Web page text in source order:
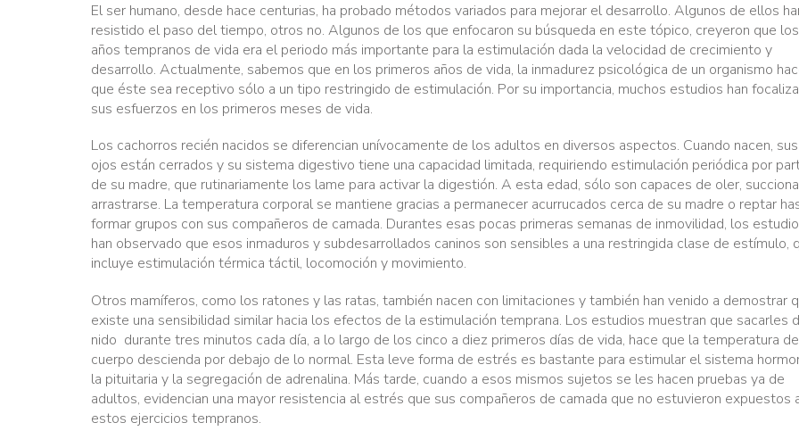
El ser humano, desde hace centurias, ha probado métodos variados para mejorar el desarrollo. Algunos de ellos
resistido el paso del tiempo, otros no. Algunos de los que enfocaron su búsqueda en este tópico, creyeron que los
años tempranos de vida era el periodo más importante para la estimulación dada la velocidad de crecimiento y
desarrollo. Actualmente, sabemos que en los primeros años de vida, la inmadurez psicológica de un organismo
que éste sea receptivo sólo a un tipo restringido de estimulación. Por su importancia, muchos estudios han
sus esfuerzos en los primeros meses de vida.
Los cachorros recién nacidos se diferencian unívocamente de los adultos en diversos aspectos. Cuando nacen, sus
ojos están cerrados y su sistema digestivo tiene una capacidad limitada, requiriendo estimulación periódica por
de su madre, que rutinariamente los lame para activar la digestión. A esta edad, sólo son capaces de oler,
arrastrarse. La temperatura corporal se mantiene gracias a permanecer acurrucados cerca de su madre o reptar
formar grupos con sus compañeros de camada. Durantes esas pocas primeras semanas de inmovilidad, los
han observado que esos inmaduros y subdesarrollados caninos son sensibles a una restringida clase de estímulo,
incluye estimulación térmica táctil, locomoción y movimiento.
Otros mamíferos, como los ratones y las ratas, también nacen con limitaciones y también han venido a demostrar
existe una sensibilidad similar hacia los efectos de la estimulación temprana. Los estudios muestran que sacarles
nido durante tres minutos cada día, a lo largo de los cinco a diez primeros días de vida, hace que la temperatura
cuerpo descienda por debajo de lo normal. Esta leve forma de estrés es bastante para estimular el sistema
la pituitaria y la segregación de adrenalina. Más tarde, cuando a esos mismos sujetos se les hacen pruebas ya de
adultos, evidencian una mayor resistencia al estrés que sus compañeros de camada que no estuvieron expuestos
estos ejercicios tempranos.